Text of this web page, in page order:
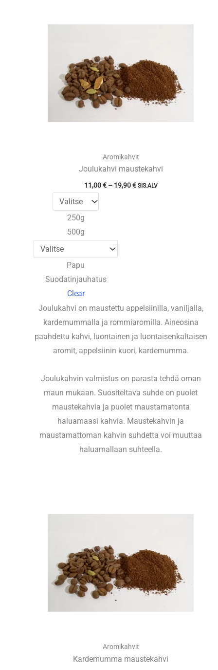
Aromikahvit
Joulukahvi maustekahvi
11,00€ – 19,90€Hintaluokka:
SIS.ALV
250g
500g
Papu
Suodatinjauhatus
Clear
Joulukahvi on maustettu appelsiinilla, vaniljalla,
kardemummalla ja rommiaromilla. Aineosina
paahdettu kahvi, luontainen ja luontaisenkaltaisen
aromit, appelsiinin kuori, kardemumma.
Joulukahvin valmistus on parasta tehdä oman
maun mukaan. Suositeltava suhde on puolet
maustekahvia ja puolet maustamatonta
haluamaasi kahvia. Maustekahvin ja
maustamattoman kahvin suhdetta voi muuttaa
haluamallaan suhteella.
Aromikahvit
Kardemumma maustekahvi